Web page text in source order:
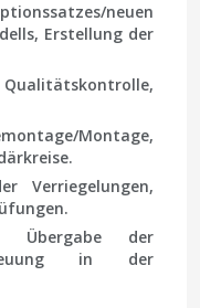
neuen
Erstellung der
Montage,
Verriegelungen,
Übergabe der
in der